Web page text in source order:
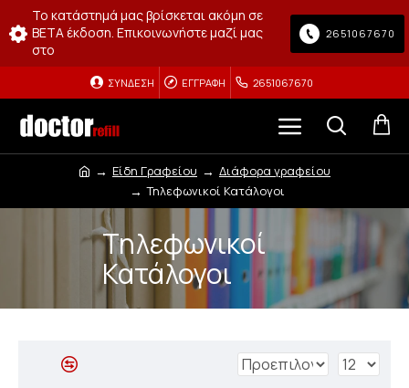
Το κατάστημά μας βρίσκεται ακόμη σε
BETA έκδοση. Επικοινωνήστε μαζί μας
στο
2651067670
ΣΎΝΔΕΣΗ ΕΓΓΡΑΦΉ 2651067670
Είδη Γραφείου
Διάφορα γραφείου
Τηλεφωνικοί Κατάλογοι
Τηλεφωνικοί
Κατάλογοι